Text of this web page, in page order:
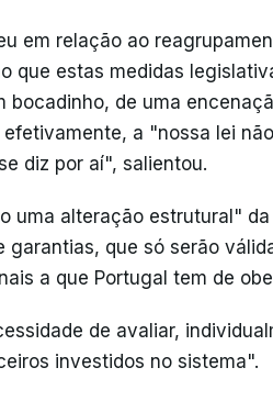
em relação ao
que estas medidas
bocadinho, de uma
a "nossa lei
diz por aí", salientou.
uma alteração estrutural"
garantias, que só serão
a que Portugal tem de
de avaliar,
investidos no sistema".